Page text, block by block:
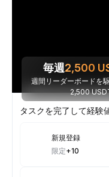
毎週2,500
週間リーダーボードを
2,500
タスクを完了して経験
新規登録
限定+10